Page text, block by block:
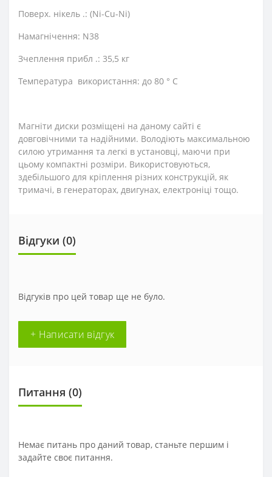
Поверх. нікель .: (Ni-Cu-Ni)
Намагнічення: N38
Зчеплення прибл .: 35,5 кг
Температура використання: до 80 ° C
Магніти диски розміщені на даному сайті є
довговічними та надійними. Володіють максимальною
силою утримання та легкі в установці, маючи при
цьому компактні розміри. Використовуються,
здебільшого для кріплення різних конструкцій, як
тримачі, в генераторах, двигунах, електроніці тощо.
Відгуки (0)
Відгуків про цей товар ще не було.
+ Написати відгук
Питання (0)
Немає питань про даний товар, станьте першим і
задайте своє питання.